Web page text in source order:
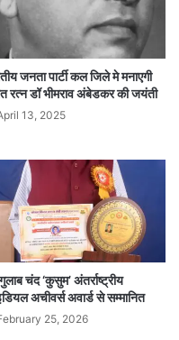
जनता पार्टी कल जिले मे मनाएगी
रत्न डॉ भीमराव अंबेडकर की जयंती
13, 2025
चंद ‘कुसुम’ अंतर्राष्ट्रीय
अचीवर्स अवार्ड से सम्मानित
25, 2026